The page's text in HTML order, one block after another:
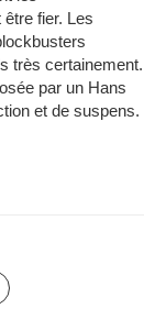
fier. Les
très certainement.
par un Hans
et de suspens.